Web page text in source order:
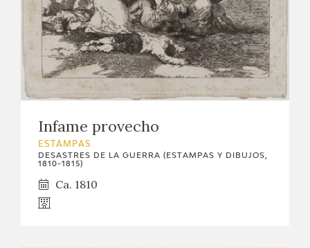
Infame provecho
ESTAMPAS
DESASTRES DE LA GUERRA (ESTAMPAS Y DIBUJOS,
1810-1815)
Ca. 1810